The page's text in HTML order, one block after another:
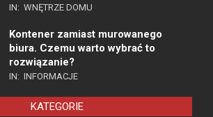
IN: WNĘTRZE DOMU
Kontener zamiast murowanego
biura. Czemu warto wybrać to
rozwiązanie?
IN: INFORMACJE
KATEGORIE